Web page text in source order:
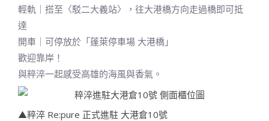
輕軌｜搭至〈駁二大義站〉，往大港橋方向走過橋即可抵
達
開車｜可停放於「蓬萊停車場 大港橋」
歡迎靠岸！
與粹淬一起感受高雄的海風與香氣。
▲粹淬 Re:pure 正式進駐 大港倉10號